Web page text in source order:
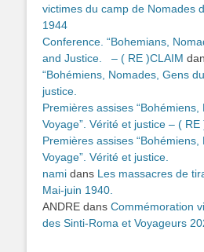
victimes du camp de Nomades
1944
Conference. “Bohemians,
and Justice. – ( RE )CLAIM
“Bohémiens, Nomades, Gens
justice.
Premières assises
Voyage”. Vérité et justice – ( RE
Premières assises
Voyage”. Vérité et justice.
nami dans Les massacres de
Mai-juin 1940.
ANDRE dans Commémoration
des Sinti-Roma et Voyageurs